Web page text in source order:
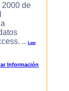
2000 de
..Leer
Información